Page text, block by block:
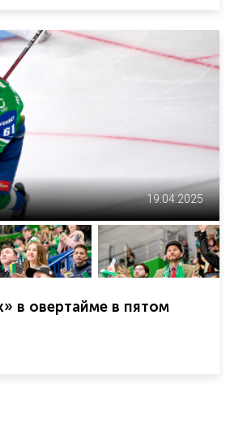
19.04.2025
в овертайме в пятом